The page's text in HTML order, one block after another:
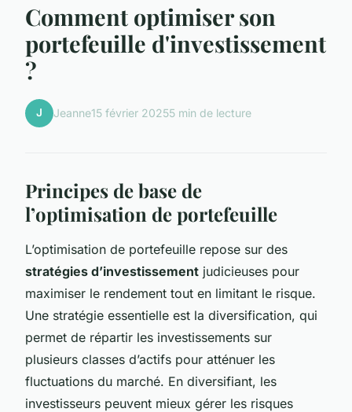
Comment optimiser son
portefeuille d'investissement
?
J Jeanne15 février 20255 min de lecture
Principes de base de
l’optimisation de portefeuille
L’optimisation de portefeuille repose sur des
stratégies d’investissement judicieuses pour
maximiser le rendement tout en limitant le risque.
Une stratégie essentielle est la diversification, qui
permet de répartir les investissements sur
plusieurs classes d’actifs pour atténuer les
fluctuations du marché. En diversifiant, les
investisseurs peuvent mieux gérer les risques